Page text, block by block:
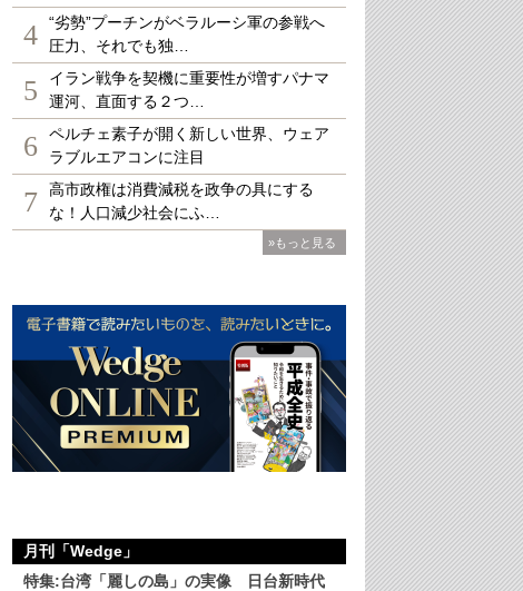
4
“劣勢”プーチンがベラルーシ軍の参戦へ
圧力、それでも独…
5
イラン戦争を契機に重要性が増すパナマ
運河、直面する２つ…
6
ペルチェ素子が開く新しい世界、ウェア
ラブルエアコンに注目
7
高市政権は消費減税を政争の具にする
な！人口減少社会にふ…
»もっと見る
月刊「Wedge」
特集:台湾「麗しの島」の実像 日台新時代